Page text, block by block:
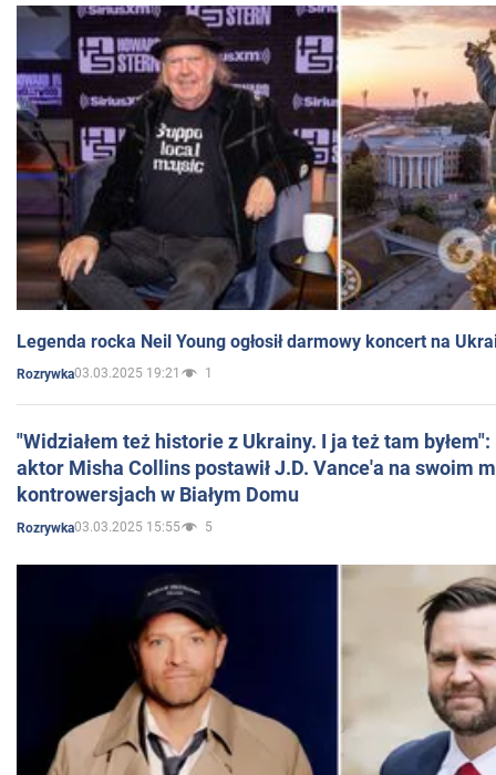
Legenda rocka Neil Young ogłosił darmowy koncert na
Rozrywka03.03.2025 19:21 1
"Widziałem też historie z Ukrainy. I ja też tam
aktor Misha Collins postawił J.D. Vance'a na swoim
kontrowersjach w Białym Domu
Rozrywka03.03.2025 15:55 5